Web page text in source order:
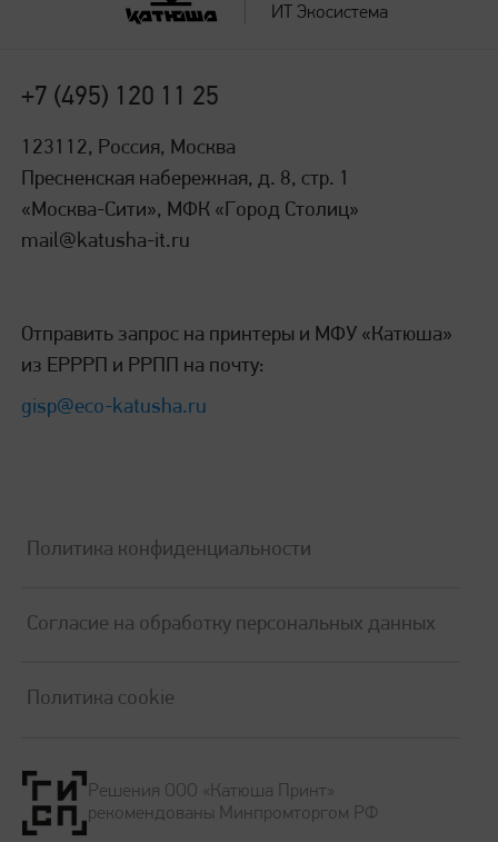
ИТ Экосистема
+7 (495) 120 11 25
123112, Россия, Москва
Пресненская набережная, д. 8, стр. 1
«Москва-Сити», МФК «Город Столиц»
mail@katusha-it.ru
Отправить запрос на принтеры и МФУ «Катюша»
из ЕРРРП и РРПП на почту:
gisp@eco-katusha.ru
Политика конфиденциальности
Согласие на обработку персональных данных
Политика cookie
Решения ООО «Катюша Принт»
рекомендованы Минпромторгом РФ